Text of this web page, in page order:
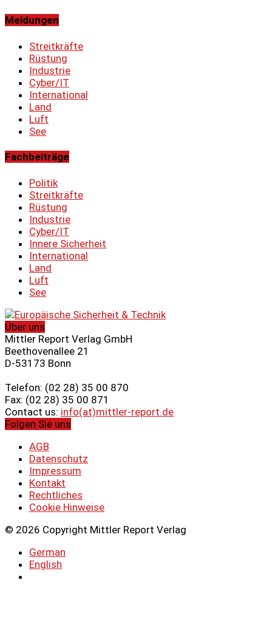
Meldungen
Streitkräfte
Rüstung
Industrie
Cyber/IT
International
Land
Luft
See
Fachbeiträge
Politik
Streitkräfte
Rüstung
Industrie
Cyber/IT
Innere Sicherheit
International
Land
Luft
See
Über uns
Mittler Report Verlag GmbH
Beethovenallee 21
D-53173 Bonn
Telefon: (02 28) 35 00 870
Fax: (02 28) 35 00 871
Contact us: info(at)mittler-report.de
Folgen Sie uns
AGB
Datenschutz
Impressum
Kontakt
Rechtliches
Cookie Hinweise
© 2026 Copyright Mittler Report Verlag
German
English